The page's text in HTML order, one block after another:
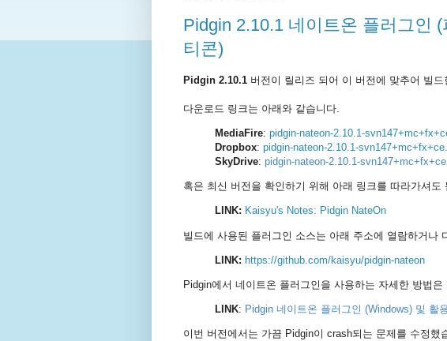
Pidgin 2.10.1 네이트온 플러그인
티콘)
Pidgin 2.10.1 버전이 릴리즈 되어 이 버전에 맞추어 빌
다운로드 링크는 아래와 같습니다.
MediaFire: pidgin-nateon-2.10.1-
Dropbox: pidgin-nateon-2.10.1-
SkyDrive: pidgin-nateon-2.10.1-
혹은 최신 버전을 확인하기 위해 아래 링크를 따라가셔도
LINK: Kaisyu's Notes: Pidgin NateOn
빌드에 사용된 플러그인 소스는 아래 주소에 열람하거나
LINK: https://github.com/kaisyu/pidgin-nateon
Pidgin에서 네이트온 플러그인을 사용하는 자세한 방법은
LINK: Pidgin 네이트온 플러그인 (Windows) 및 활
이번 버전에서는 가끔 Pidgin이 crash되는 문제를 수정했